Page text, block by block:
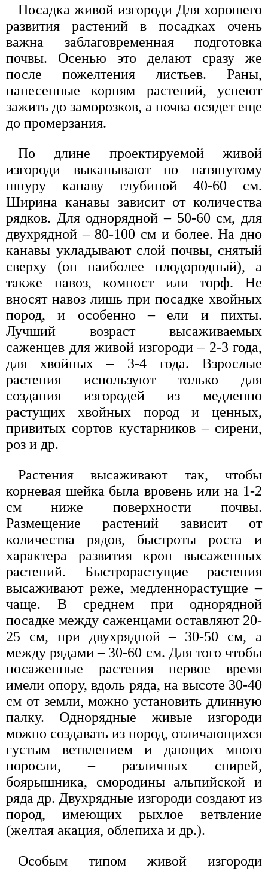
Посадка живой изгороди Для хорошего
развития растений в посадках очень
важна заблаговременная подготовка
почвы. Осенью это делают сразу же
после пожелтения листьев. Раны,
нанесенные корням растений, успеют
зажить до заморозков, а почва осядет еще
до промерзания.
По длине проектируемой живой
изгороди выкапывают по натянутому
шнуру канаву глубиной 40-60 см.
Ширина канавы зависит от количества
рядков. Для однорядной – 50-60 см, для
двухрядной – 80-100 см и более. На дно
канавы укладывают слой почвы, снятый
сверху (он наиболее плодородный), а
также навоз, компост или торф. Не
вносят навоз лишь при посадке хвойных
пород, и особенно – ели и пихты.
Лучший возраст высаживаемых
саженцев для живой изгороди – 2-3 года,
для хвойных – 3-4 года. Взрослые
растения используют только для
создания изгородей из медленно
растущих хвойных пород и ценных,
привитых сортов кустарников – сирени,
роз и др.
Растения высаживают так, чтобы
корневая шейка была вровень или на 1-2
см ниже поверхности почвы.
Размещение растений зависит от
количества рядов, быстроты роста и
характера развития крон высаженных
растений. Быстрорастущие растения
высаживают реже, медленнорастущие –
чаще. В среднем при однорядной
посадке между саженцами оставляют 20-
25 см, при двухрядной – 30-50 см, а
между рядами – 30-60 см. Для того чтобы
посаженные растения первое время
имели опору, вдоль ряда, на высоте 30-40
см от земли, можно установить длинную
палку. Однорядные живые изгороди
можно создавать из пород, отличающихся
густым ветвлением и дающих много
поросли, – различных спирей,
боярышника, смородины альпийской и
ряда др. Двухрядные изгороди создают из
пород, имеющих рыхлое ветвление
(желтая акация, облепиха и др.).
Особым типом живой изгороди